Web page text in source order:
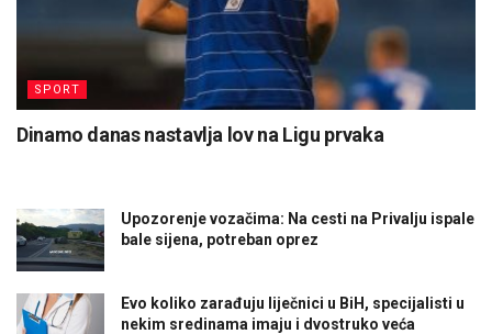
SPORT
Dinamo danas nastavlja lov na Ligu prvaka
Upozorenje vozačima: Na cesti na Privalju ispale
bale sijena, potreban oprez
Evo koliko zarađuju liječnici u BiH, specijalisti u
nekim sredinama imaju i dvostruko veća